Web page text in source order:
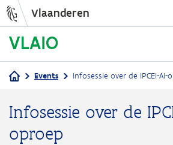
inhoud
Vlaanderen
Events Infosessie over de IPCEI-AI-
Infosessie over de
oproep